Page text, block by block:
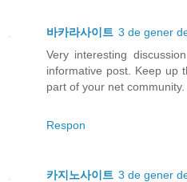
바카라사이트 3 de gener
Very interesting
informative post. Keep up
part of your net community.
Respon
카지노사이트 3 de gener